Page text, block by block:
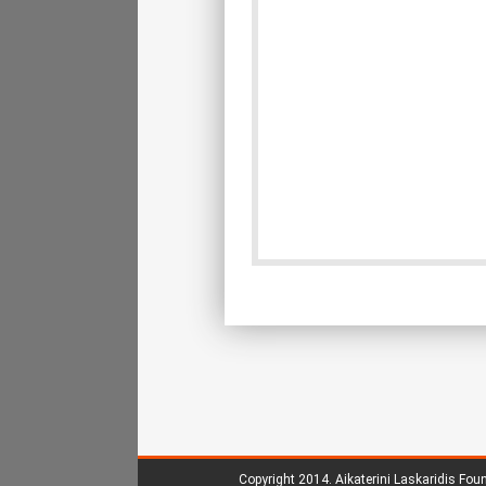
Copyright 2014. Aikaterini Laskaridis